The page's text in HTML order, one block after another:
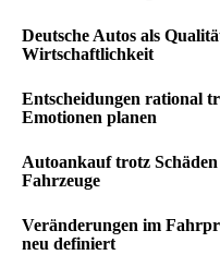
Deutsche Autos als
Wirtschaftlichkeit
Entscheidungen rational
Emotionen planen
Autoankauf trotz
Fahrzeuge
Veränderungen im
neu definiert